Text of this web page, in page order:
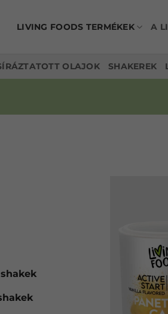
LIVING FOODS TERMÉKEK A
OLAJOK SHAKEREK